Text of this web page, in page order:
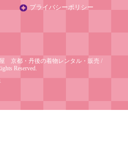
プライバシーポリシー
屋 京都・丹後の着物レンタル・販売 /
Reserved.